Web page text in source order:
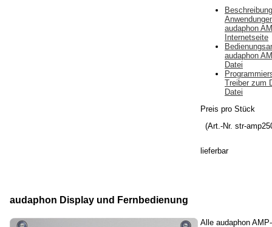
audaphon
Internetseite
audaphon
Datei
Treiber zum
Datei
Preis pro Stück
(Art.-Nr. str-
lieferbar
audaphon Display und Fernbedienung
Alle audaphon AMP-